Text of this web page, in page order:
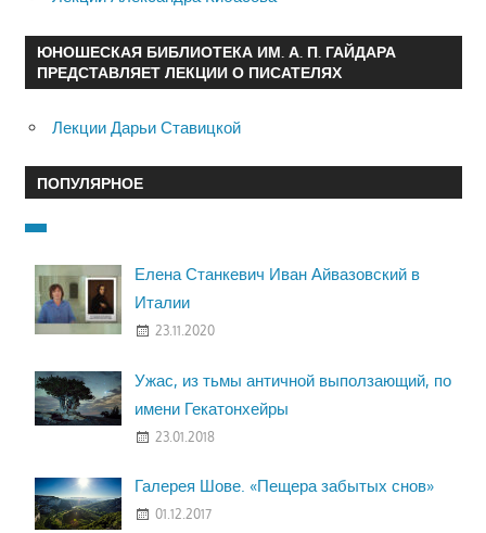
ЮНОШЕСКАЯ БИБЛИОТЕКА ИМ. А. П. ГАЙДАРА
ПРЕДСТАВЛЯЕТ ЛЕКЦИИ О ПИСАТЕЛЯХ
Лекции Дарьи Ставицкой
ПОПУЛЯРНОЕ
Елена Станкевич Иван Айвазовский в
Италии
23.11.2020
Ужас, из тьмы античной выползающий, по
имени Гекатонхейры
23.01.2018
Галерея Шове. «Пещера забытых снов»
01.12.2017